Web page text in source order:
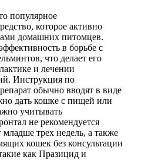
популярное
которое активно
домашних питомцев.
в борьбе с
что делает его
и лечении
Инструкция по
обычно вводят в виде
дать кошке с пищей или
учитывать
не рекомендуется
младше трех недель, а также
кошек без консультации
как Празицид и